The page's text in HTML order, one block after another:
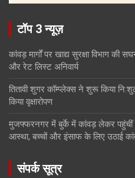
टॉप 3 न्यूज़
कांवड़ मार्गों पर खाद्य सुरक्षा विभाग की
और रेट लिस्ट अनिवार्य
तितावी शुगर कॉम्प्लेक्स ने शुरू किया
किया वृक्षारोपण
मुजफ्फरनगर में बुर्के में कांवड़ लेकर पहुंचीं
आस्था, बच्चों और इंसाफ के लिए उठाई
संपर्क सूत्र